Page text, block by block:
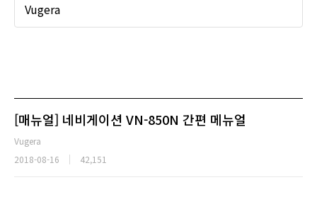
Vugera
[매뉴얼] 네비게이션 VN-850N 간편 메뉴얼
Vugera
2018-08-16
42,151